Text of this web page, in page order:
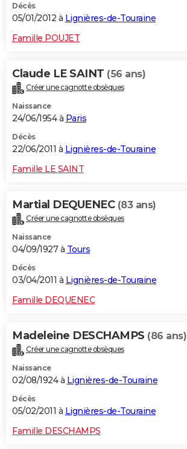
Décès
05/01/2012 à Lignières-de-Touraine
Famille POUJET
Claude LE SAINT (56 ans)
Créer une cagnotte obsèques
Naissance
24/06/1954 à Paris
Décès
22/06/2011 à Lignières-de-Touraine
Famille LE SAINT
Martial DEQUENEC (83 ans)
Créer une cagnotte obsèques
Naissance
04/09/1927 à Tours
Décès
03/04/2011 à Lignières-de-Touraine
Famille DEQUENEC
Madeleine DESCHAMPS (86 ans)
Créer une cagnotte obsèques
Naissance
02/08/1924 à Lignières-de-Touraine
Décès
05/02/2011 à Lignières-de-Touraine
Famille DESCHAMPS